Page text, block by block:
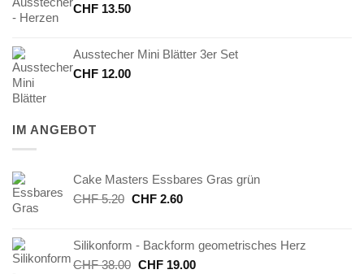
CHF 13.50
Ausstecher Mini Blätter 3er Set
CHF 12.00
IM ANGEBOT
Cake Masters Essbares Gras grün
CHF5.20 Ursprünglicher
CHF 5.20
CHF2.60Aktueller
CHF 2.60.
Silikonform - Backform geometrisches Herz
CHF38.00 Ursprünglicher
CHF19.00Aktueller